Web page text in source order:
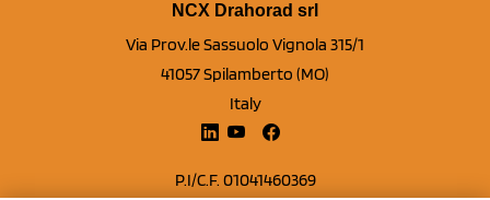
NCX Drahorad srl
Via Prov.le Sassuolo Vignola 315/1
41057 Spilamberto (MO)
Italy
P.I/C.F. 01041460369